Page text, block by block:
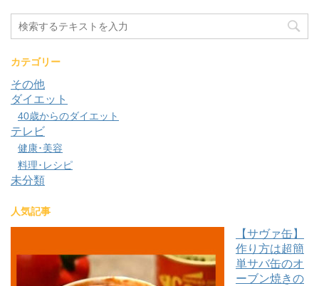
カテゴリー
その他
ダイエット
40歳からのダイエット
テレビ
健康･美容
料理･レシピ
未分類
人気記事
【サヴァ缶】
作り方は超簡
単サバ缶のオ
ーブン焼きの